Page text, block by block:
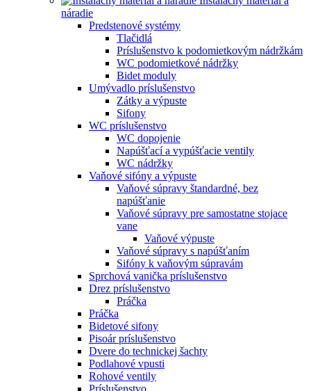
náradie
Predstenové systémy
Tlačidlá
Príslušenstvo k podomietkovým nádržkám
WC podomietkové nádržky
Bidet moduly
Umývadlo príslušenstvo
Zátky a výpuste
Sifony
WC príslušenstvo
WC dopojenie
Napúšťací a vypúšťacie ventily
WC nádržky
Vaňové sifóny a výpuste
Vaňové súpravy štandardné, bez
napúšťanie
Vaňové súpravy pre samostatne stojace
vane
Vaňové výpuste
Vaňové súpravy s napúšťaním
Sifóny k vaňovým súpravám
Sprchová vanička príslušenstvo
Drez príslušenstvo
Práčka
Práčka
Bidetové sifony
Pisoár príslušenstvo
Dvere do technickej šachty
Podlahové vpusti
Rohové ventily
Príslušenstvo